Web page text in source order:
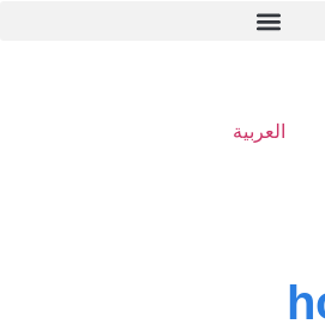
العربية
English